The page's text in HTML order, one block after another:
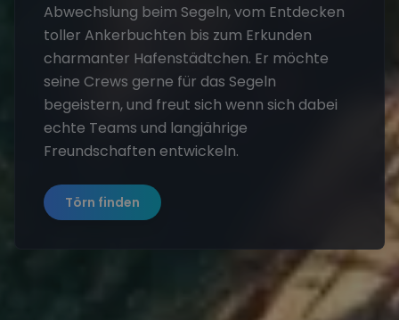
Abwechslung beim Segeln, vom Entdecken
toller Ankerbuchten bis zum Erkunden
charmanter Hafenstädtchen. Er möchte
seine Crews gerne für das Segeln
begeistern, und freut sich wenn sich dabei
echte Teams und langjährige
Freundschaften entwickeln.
Törn finden